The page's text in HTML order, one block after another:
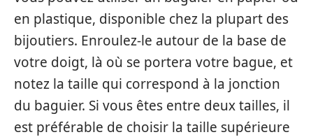
en plastique, disponible chez la plupart des
bijoutiers. Enroulez-le autour de la base de
votre doigt, là où se portera votre bague, et
notez la taille qui correspond à la jonction
du baguier. Si vous êtes entre deux tailles, il
est préférable de choisir la taille supérieure